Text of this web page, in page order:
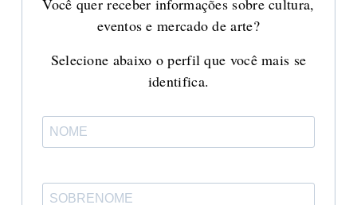
eventos e mercado de arte?
Selecione abaixo o perfil que você mais se
identifica.